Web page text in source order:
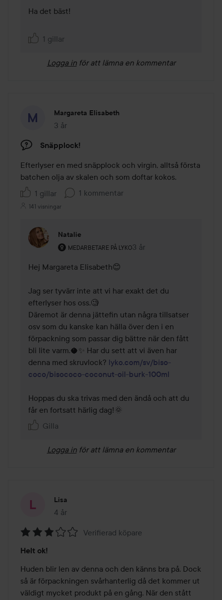
Ha det bäst!
1 gillar
Logga in för att lämna en kommentar
Margareta Elisabeth
3 år
Inlägget skapades 3 år
Snäpplock!
Efterlyser en med snäpplock och virgin, alltså första
batchen olja av skalen och som doftar kokos.
1 gillar
1 kommentar
141 visningar
Natalie
MEDARBETARE PÅ LYKO
Användarens roll: Medarbetare på Lyko.
3 år
Kommentaren lades 3 år
Hej Margareta Elisabeth😊
Jag ser tyvärr inte att vi har exakt det du
efterlyser hos oss.🧐
Däremot är denna jättefin utan några tillsatser
osv som du kanske kan hälla över den i en
förpackning som passar dig bättre när den fått
bli lite varm.🥥✨ Har du sett att vi även har
denna med skruvlock? lyko.com/sv/biso-
coco/bisococo-coconut-oil-burk-100ml
Hoppas du ska trivas med den ändå och att du
får en fortsatt härlig dag!🌞
Gilla
Logga in för att lämna en kommentar
Lisa
4 år
Inlägget skapades 4 år
3
av
5
Verifierad köpare
Helt ok!
Huden blir len av denna och den känns bra på. Dock
så är förpackningen svårhanterlig då det kommer ut
väldigt mycket produkt på en gång. När den stått